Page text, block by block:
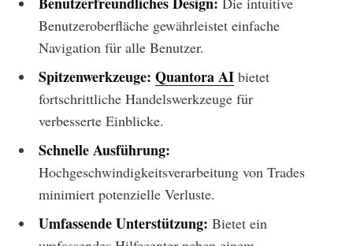
Benutzeroberfläche gewährleistet einfache
Navigation für alle Benutzer.
Spitzenwerkzeuge: Quantora AIbietet
fortschrittliche Handelswerkzeuge für
verbesserte Einblicke.
Schnelle Ausführung:
Hochgeschwindigkeitsverarbeitung von Trades
minimiert potenzielle Verluste.
Umfassende Unterstützung: Bietet ein